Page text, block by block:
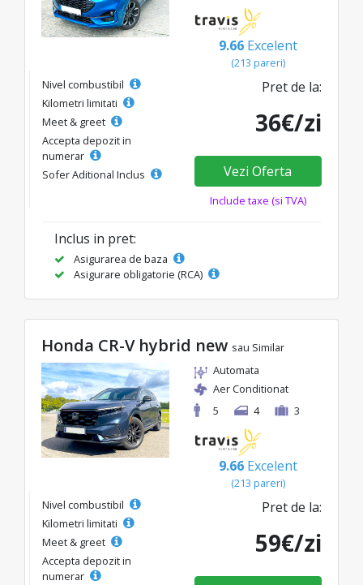
9.66 Excelent
(213 pareri)
Nivel combustibil
Kilometri limitati
Meet & greet
Accepta depozit in
numerar
Sofer Aditional Inclus
Pret de la:
36€/zi
Vezi Oferta
Include taxe (si TVA)
Inclus in pret:
Asigurarea de baza
Asigurare obligatorie (RCA)
Honda CR-V hybrid new sau Similar
Automata
Aer Conditionat
5
4 3
9.66 Excelent
(213 pareri)
Nivel combustibil
Kilometri limitati
Meet & greet
Accepta depozit in
numerar
Pret de la:
59€/zi